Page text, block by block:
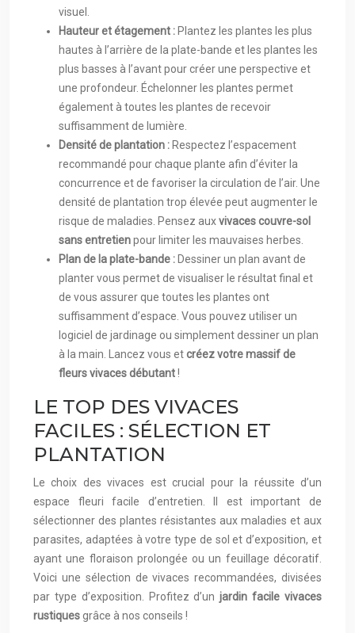
visuel.
Hauteur et étagement : Plantez les plantes les plus
hautes à l’arrière de la plate-bande et les plantes les
plus basses à l’avant pour créer une perspective et
une profondeur. Échelonner les plantes permet
également à toutes les plantes de recevoir
suffisamment de lumière.
Densité de plantation : Respectez l’espacement
recommandé pour chaque plante afin d’éviter la
concurrence et de favoriser la circulation de l’air. Une
densité de plantation trop élevée peut augmenter le
risque de maladies. Pensez auxvivaces couvre-sol
sans entretienpour limiter les mauvaises herbes.
Plan de la plate-bande : Dessiner un plan avant de
planter vous permet de visualiser le résultat final et
de vous assurer que toutes les plantes ont
suffisamment d’espace. Vous pouvez utiliser un
logiciel de jardinage ou simplement dessiner un plan
à la main. Lancez vous etcréez votre massif de
fleurs vivaces débutant!
LE TOP DES VIVACES
FACILES : SÉLECTION ET
PLANTATION
Le choix des vivaces est crucial pour la réussite d’un
espace fleuri facile d’entretien. Il est important de
sélectionner des plantes résistantes aux maladies et aux
parasites, adaptées à votre type de sol et d’exposition, et
ayant une floraison prolongée ou un feuillage décoratif.
Voici une sélection de vivaces recommandées, divisées
par type d’exposition. Profitez d’unjardin facile vivaces
rustiques grâce à nos conseils !